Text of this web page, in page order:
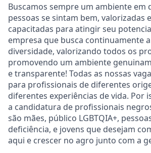
Buscamos sempre um ambiente em
pessoas se sintam bem, valorizadas
capacitadas para atingir seu
empresa que busca continuamente
diversidade, valorizando todos os
promovendo um ambiente
e transparente! Todas as nossas
para profissionais de diferentes
diferentes experiências de vida. Por
a candidatura de profissionais
são mães, público LGBTQIA+,
deficiência, e jovens que desejam
aqui e crescer no agro junto com a